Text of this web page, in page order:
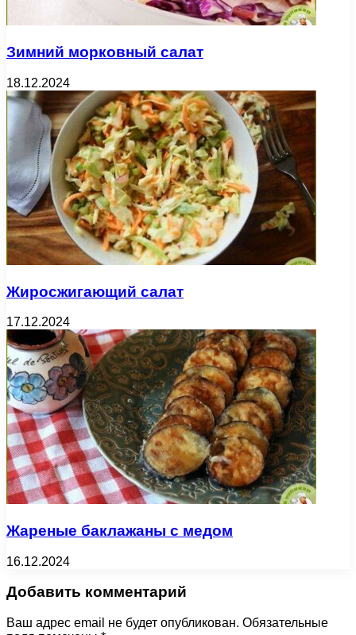
Зимний морковный салат
18.12.2024
Жиросжигающий салат
17.12.2024
Жареные баклажаны с медом
16.12.2024
Добавить комментарий
Ваш адрес email не будет опубликован. Обязательные